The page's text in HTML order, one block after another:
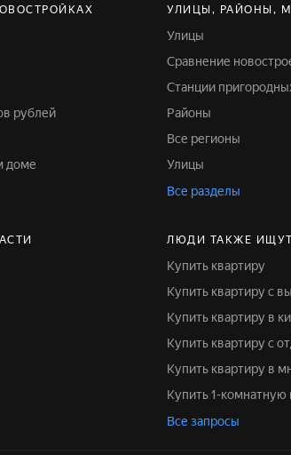
рублей
доме
УЛИЦЫ, РАЙОНЫ,
Улицы
Сравнение
Станции
Районы
Все регионы
Улицы
Все разделы
ЛЮДИ ТАКЖЕ ИЩУТ
Купить квартиру
Купить квартиру с
Купить квартиру
Купить квартиру с
Купить квартиру
Купить 1-комнатную
Все запросы